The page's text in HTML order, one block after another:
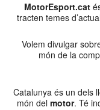
MotorEsport.cat
tracten temes
Volem divulgar
món de la
Catalunya és un dels
món del motor. Té